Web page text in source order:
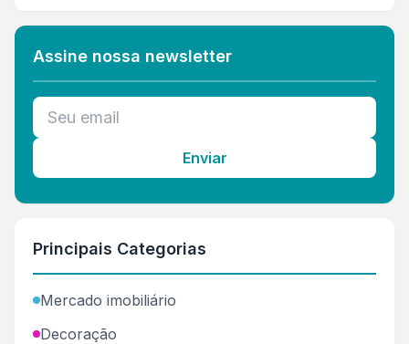
Assine nossa newsletter
Enviar
Principais Categorias
Mercado imobiliário
Decoração